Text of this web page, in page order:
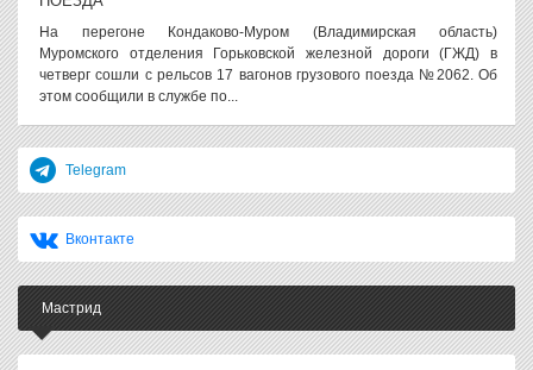
На перегоне Кондаково-Муром (Владимирская область)
Муромского отделения Горьковской железной дороги (ГЖД) в
четверг сошли с рельсов 17 вагонов грузового поезда №2062. Об
этом сообщили в службе по...
Telegram
Вконтакте
Мастрид